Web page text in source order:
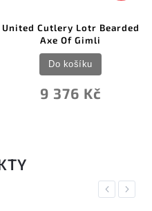
United Cutlery Lotr Bearded
Axe Of Gimli
9 376 Kč
Do košíku
Previous
Next